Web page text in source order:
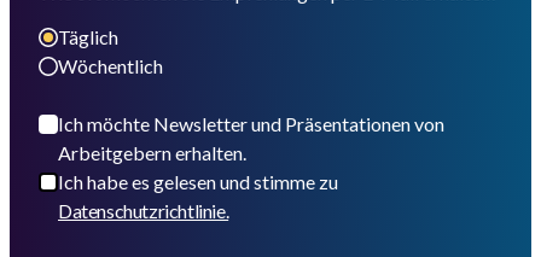
Täglich
Wöchentlich
Ich möchte Newsletter und Präsentationen von
Arbeitgebern erhalten.
Ich habe es gelesen und stimme zu
Datenschutzrichtlinie.